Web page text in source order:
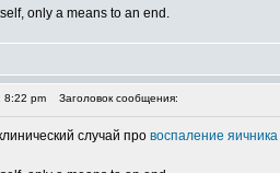
only a means to an end.
8:22 pm Заголовок сообщения:
случай про воспаление яичника